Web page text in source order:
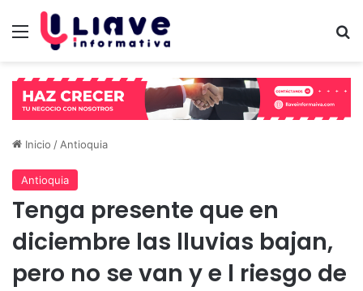
Menú
Inicio / Antioquia
Antioquia
Tenga presente que en
diciembre las lluvias bajan,
pero no se van y e l riesgo de